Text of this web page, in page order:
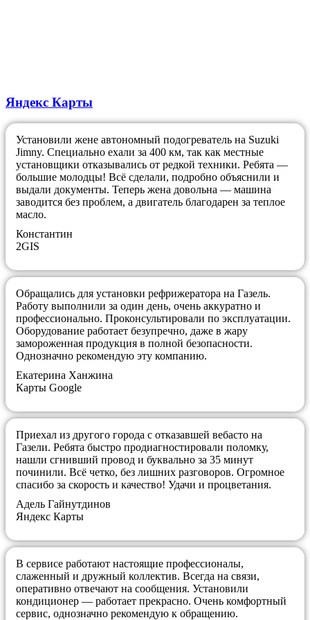
Яндекс Карты
Установили жене автономный подогреватель на Suzuki
Jimny. Специально ехали за 400 км, так как местные
установщики отказывались от редкой техники. Ребята —
большие молодцы! Всё сделали, подробно объяснили и
выдали документы. Теперь жена довольна — машина
заводится без проблем, а двигатель благодарен за теплое
масло.
​Константин
2GIS
Обращались для установки рефрижератора на Газель.
Работу выполнили за один день, очень аккуратно и
профессионально. Проконсультировали по эксплуатации.
Оборудование работает безупречно, даже в жару
замороженная продукция в полной безопасности.
Однозначно рекомендую эту компанию.
​Екатерина Ханжина
Карты Google
Приехал из другого города с отказавшей вебасто на
Газели. Ребята быстро продиагностировали поломку,
нашли сгнивший провод и буквально за 35 минут
починили. Всё четко, без лишних разговоров. Огромное
спасибо за скорость и качество! Удачи и процветания.
Адель Гайнутдинов
Яндекс Карты
В сервисе работают настоящие профессионалы,
слаженный и дружный коллектив. Всегда на связи,
оперативно отвечают на сообщения. Установили
кондиционер — работает прекрасно. Очень комфортный
сервис, однозначно рекомендую к обращению.